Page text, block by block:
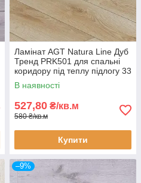
Ламінат AGT Natura Line Дуб
Тренд PRK501 для спальні
коридору під теплу підлогу 33
клас 8 мм товщина з фаскою
В наявності
527,80 ₴/кв.м
580 ₴/кв.м
Купити
–9%